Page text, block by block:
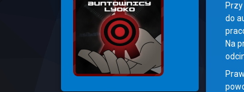
do
Na